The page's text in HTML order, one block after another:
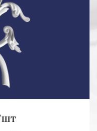
шт